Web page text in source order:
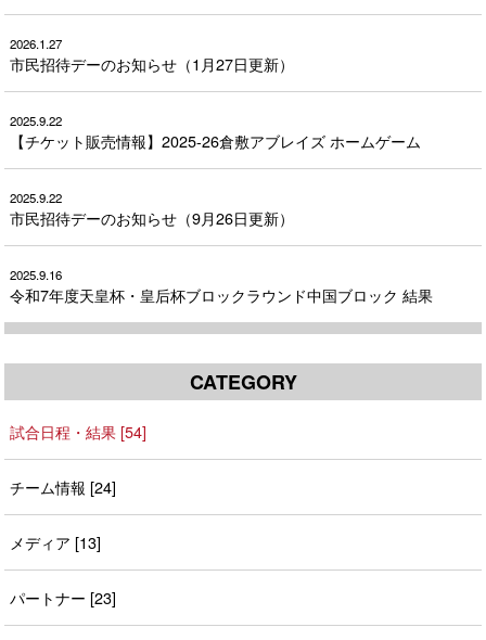
2026.1.27
市民招待デーのお知らせ（1月27日更新）
2025.9.22
【チケット販売情報】2025-26倉敷アブレイズ ホームゲーム
2025.9.22
市民招待デーのお知らせ（9月26日更新）
2025.9.16
令和7年度天皇杯・皇后杯ブロックラウンド中国ブロック 結果
CATEGORY
試合日程・結果 [54]
チーム情報 [24]
メディア [13]
パートナー [23]